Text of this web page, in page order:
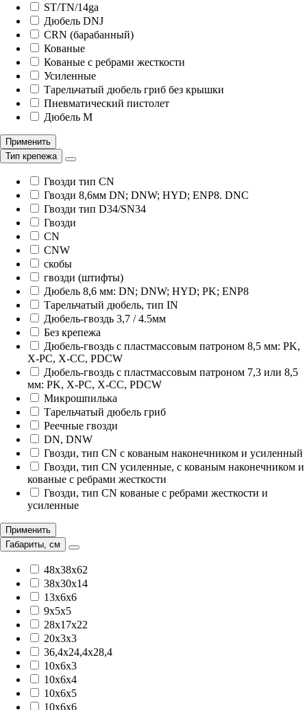
ST/TN/14ga
Дюбель DNJ
СRN (барабанный)
Кованые
Кованые с ребрами жесткости
Усиленные
Тарельчатый дюбель гриб без крышки
Пневматический пистолет
Дюбель М
Применить
Тип крепежа
Гвозди тип CN
Гвозди 8,6мм DN; DNW; HYD; ENP8. DNC
Гвозди тип D34/SN34
Гвозди
CN
CNW
скобы
гвозди (штифты)
Дюбель 8,6 мм: DN; DNW; HYD; PK; ENP8
Тарельчатый дюбель, тип IN
Дюбель-гвоздь 3,7 / 4.5мм
Без крепежа
Дюбель-гвоздь с пластмассовым патроном 8,5 мм: PK,
X-PC, X-CC, PDCW
Дюбель-гвоздь с пластмассовым патроном 7,3 или 8,5
мм: PK, X-PC, X-CC, PDCW
Микрошпилька
Тарельчатый дюбель гриб
Реечные гвозди
DN, DNW
Гвозди, тип CN с кованым наконечником и усиленный
Гвозди, тип CN усиленные, с кованым наконечником и
кованые с ребрами жесткости
Гвозди, тип CN кованые с ребрами жесткости и
усиленные
Применить
Габариты, см
48х38х62
38x30x14
13x6x6
9x5x5
28x17x22
20x3x3
36,4x24,4x28,4
10x6x3
10x6x4
10x6x5
10x6x6